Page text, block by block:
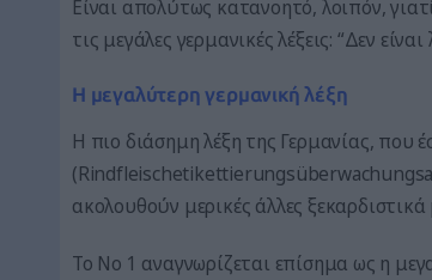
Είναι απολύτως κατανοητό, λοιπόν,
τις μεγάλες γερμανικές λέξεις: “Δεν
Η μεγαλύτερη γερμανική λέξη
Η πιο διάσημη λέξη της Γερμανίας, που
ακολουθούν μερικές άλλες
Το Νο 1 αναγνωρίζεται επίσημα ως η